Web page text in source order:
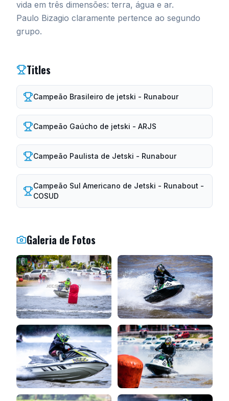
vida em três dimensões: terra, água e ar.
Paulo Bizagio claramente pertence ao segundo
grupo.
Titles
Campeão Brasileiro de jetski - Runabour
Campeão Gaúcho de jetski - ARJS
Campeão Paulista de Jetski - Runabour
Campeão Sul Americano de Jetski - Runabout -
COSUD
Galeria de Fotos